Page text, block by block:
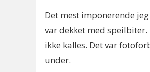
Det mest imponerende
var dekket med
ikke kalles. Det var
under.